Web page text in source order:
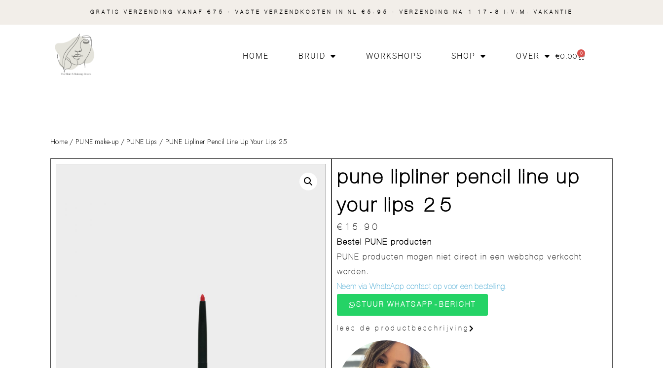
GRATIS VERZENDING VANAF €75 · VASTE VERZENDKOSTEN IN NL €5.95 · VERZENDING NA 1 17-8 I.V.M. VAKANTIE
HOME BRUID WORKSHOPS SHOP OVER €0.00 0
Home / PUNE make-up / PUNE Lips / PUNE Lipliner Pencil Line Up Your Lips 25
pune lipliner pencil line up
your lips 25
€ 15.90
Bestel PUNE producten
PUNE producten mogen niet direct in een webshop verkocht
worden.
Neem via WhatsApp contact op voor een bestelling.
STUUR WHATSAPP-BERICHT
lees de productbeschrijving